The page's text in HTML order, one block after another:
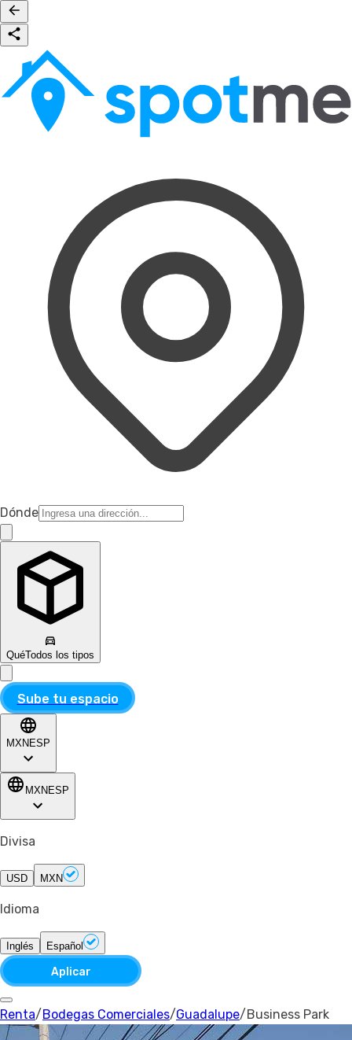
Dónde
QuéTodos los tipos
Sube tu espacio
MXN ESP
MXN ESP
Divisa
USD MXN
Idioma
Inglés Español
Aplicar
Renta/ Bodegas Comerciales/Guadalupe/ Business Park